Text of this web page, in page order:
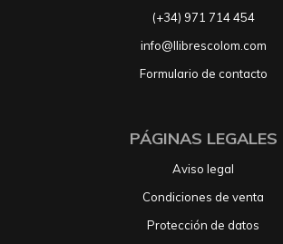
(+34) 971 714 454
info@llibrescolom.com
Formulario de contacto
PÁGINAS LEGALES
Aviso legal
Condiciones de venta
Protección de datos